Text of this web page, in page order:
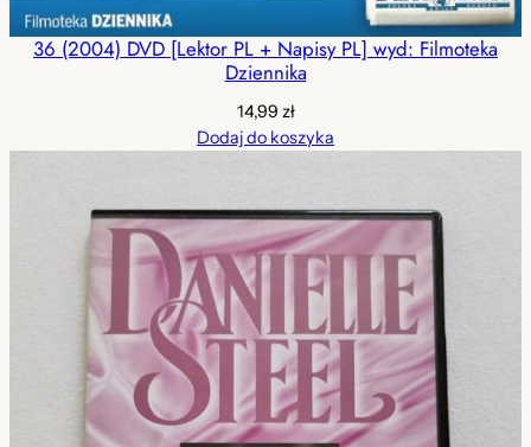
36 (2004) DVD [Lektor PL + Napisy PL] wyd: Filmoteka
Dziennika
14,99 zł
Dodaj do koszyka